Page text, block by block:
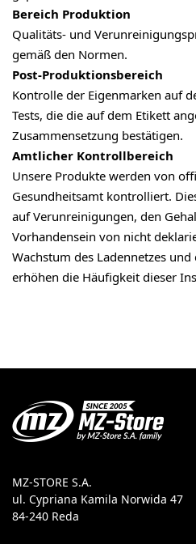
Bereich Produktion
Qualitäts- und
gemäß den Normen.
Post-Produktionsbereich
Kontrolle der Eigenmarken auf
Tests, die die auf dem Etikett
Zusammensetzung bestätigen.
Amtlicher Kontrollbereich
Unsere Produkte werden von
Gesundheitsamt kontrolliert.
auf Verunreinigungen, den
Vorhandensein von nicht
Wachstum des Ladennetzes
erhöhen die Häufigkeit dieser
MZ-STORE S.A.
ul. Cypriana Kamila Norwida 47
84-240 Reda